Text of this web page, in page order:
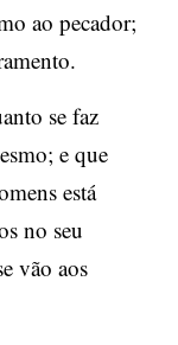
ao pecador;
se faz
e que
está
no seu
vão aos